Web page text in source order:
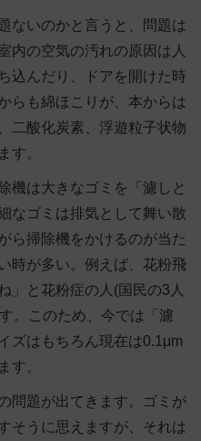
ないのかと言うと、問題は
内の空気の汚れの原因は人
込んだり、ドアを開けた時
らも綿ほこりが、本からは
二酸化炭素、浮遊粒子状物
す。
機は大きなゴミを「濾しと
なゴミは排気として舞い散
ら掃除機をかけるのが当た
時が多い。例えば、花粉飛
」と花粉症の人(国民の3人
。このため、今では「濾
ズはもちろん現在は0.1μm
す。
問題が出てきます。ゴミが
そうに思えますが、それは